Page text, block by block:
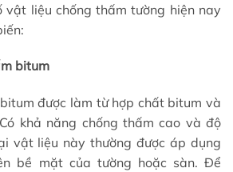
vật liệu chống thấm tường hiện nay
bitum
được làm từ hợp chất bitum và
khả năng chống thấm cao và độ
vật liệu này thường được áp dụng
bề mặt của tường hoặc sàn. Để